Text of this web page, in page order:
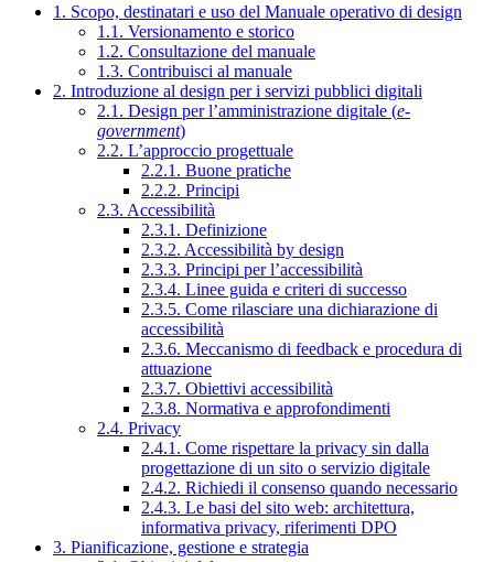
1. Scopo, destinatari e uso del Manuale operativo di design
1.1. Versionamento e storico
1.2. Consultazione del manuale
1.3. Contribuisci al manuale
2. Introduzione al design per i servizi pubblici digitali
2.1. Design per l’amministrazione digitale (e-
government)
2.2. L’approccio progettuale
2.2.1. Buone pratiche
2.2.2. Principi
2.3. Accessibilità
2.3.1. Definizione
2.3.2. Accessibilità by design
2.3.3. Principi per l’accessibilità
2.3.4. Linee guida e criteri di successo
2.3.5. Come rilasciare una dichiarazione di
accessibilità
2.3.6. Meccanismo di feedback e procedura di
attuazione
2.3.7. Obiettivi accessibilità
2.3.8. Normativa e approfondimenti
2.4. Privacy
2.4.1. Come rispettare la privacy sin dalla
progettazione di un sito o servizio digitale
2.4.2. Richiedi il consenso quando necessario
2.4.3. Le basi del sito web: architettura,
informativa privacy, riferimenti DPO
3. Pianificazione, gestione e strategia